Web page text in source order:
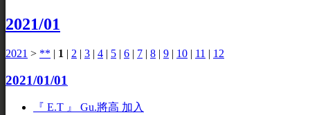
2021/01
2021 > ** | 1 | 2 | 3 | 4 | 5 | 6 | 7 | 8 | 9 | 10 | 11 | 12
2021/01/01
『 E.T 』 Gu.將高 加入